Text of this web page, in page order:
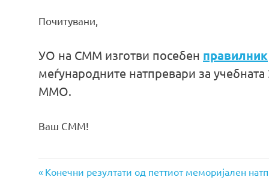
Почитувани,
УО на СММ изготви посебен правилник
меѓународните натпревари за
ММО.
Ваш СММ!
Previous
Конечни резултати од петтиот меморијален